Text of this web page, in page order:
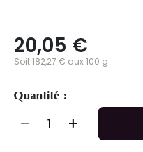
20,05 €
Soit 182,27 € aux 100 g
Quantité :